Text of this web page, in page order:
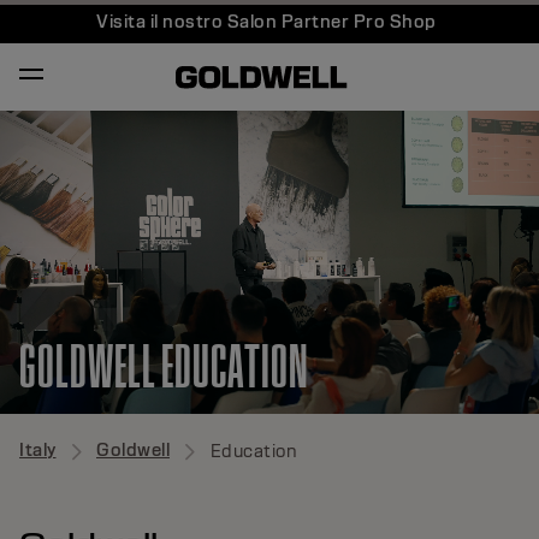
Visita il nostro Salon Partner Pro Shop
GOLDWELL EDUCATION
Italy Goldwell Education